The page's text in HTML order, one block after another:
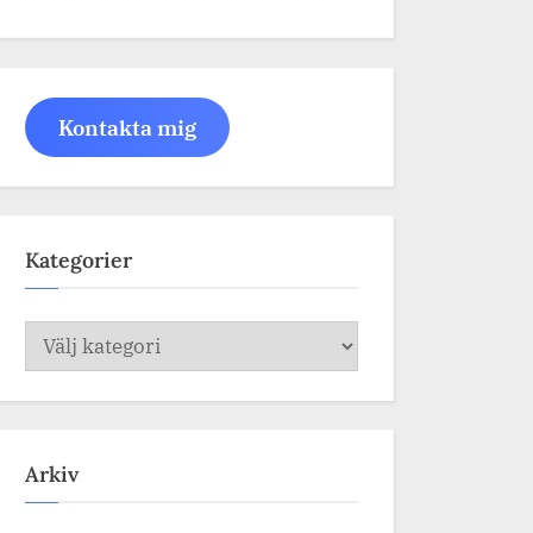
Kontakta mig
Kategorier
Kategorier
Arkiv